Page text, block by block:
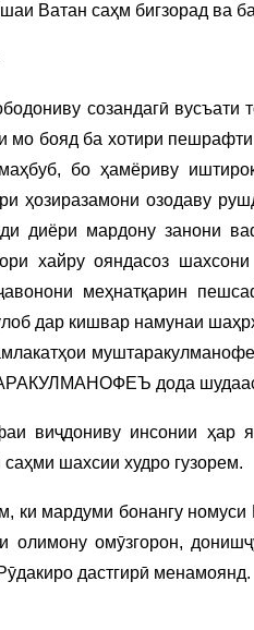
Ватан саҳм бигзорад
созандагӣ
мо бояд ба хотири
бо ҳамёриву
ҳозиразамони озодаву
диёри мардону занони
хайру ояндасоз
меҳнатқарин
дар кишвар намунаи
дода
виҷдониву инсонии ҳар
шахсии худро гузорем.
ки мардуми бонангу
олимону омӯзгорон,
дастгирӣ менамоянд.